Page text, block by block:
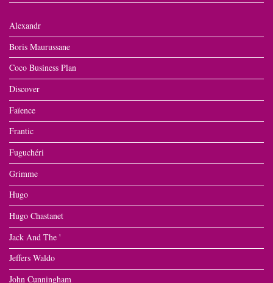
Alexandr
Boris Maurussane
Coco Business Plan
Discover
Faïence
Frantic
Fuguchéri
Grimme
Hugo
Hugo Chastanet
Jack And The '
Jeffers Waldo
John Cunningham